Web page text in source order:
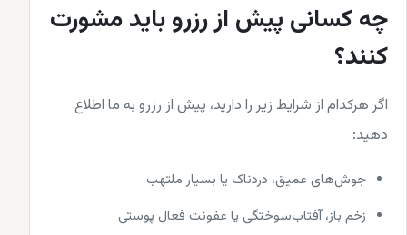
چه کسانی پیش از رزرو باید مشورت
کنند؟
اگر هرکدام از شرایط زیر را دارید، پیش از رزرو به ما اطلاع
دهید:
جوش‌های عمیق، دردناک یا بسیار ملتهب
زخم باز، آفتاب‌سوختگی یا عفونت فعال پوستی